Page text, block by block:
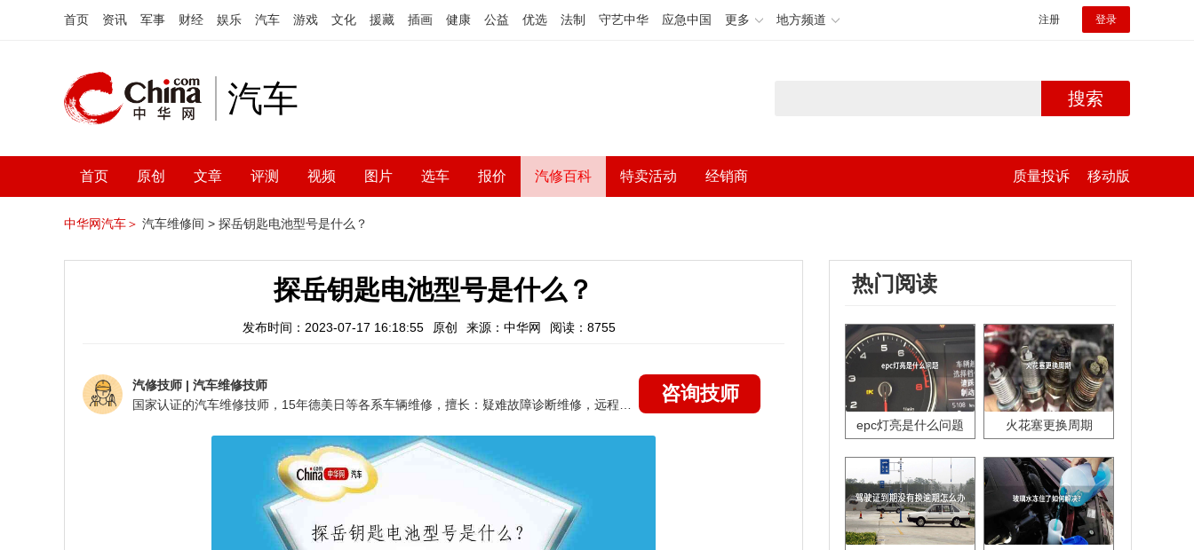
首页 资讯 军事 财经 娱乐 汽车 游戏 文化 援藏 插画 健康 公益 优选 法制 守艺中华 应急中国 更多 地方频道 注册 登录
汽车 搜索
首页 原创 文章 评测 视频 图片 选车 报价 汽修百科 特卖活动 经销商 质量投诉 移动版
中华网汽车＞ 汽车维修间 > 探岳钥匙电池型号是什么？
探岳钥匙电池型号是什么？
发布时间：2023-07-17 16:18:55 原创 来源：中华网 阅读：8755
汽修技师 | 汽车维修技师
咨询技师
热门阅读
epc灯亮是什么问题 火花塞更换周期